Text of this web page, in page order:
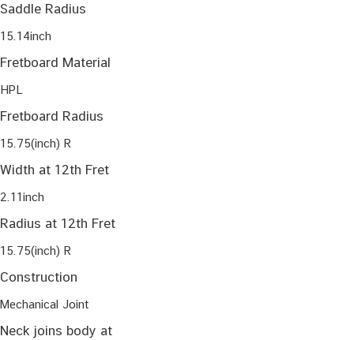
Saddle Radius
15.14inch
Fretboard Material
HPL
Fretboard Radius
15.75(inch) R
Width at 12th Fret
2.11inch
Radius at 12th Fret
15.75(inch) R
Construction
Mechanical Joint
Neck joins body at